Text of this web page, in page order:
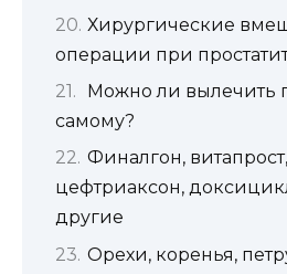
Хирургические
операции при
Можно ли вылечить
самому?
Финалгон,
цефтриаксон,
другие
Орехи, коренья,